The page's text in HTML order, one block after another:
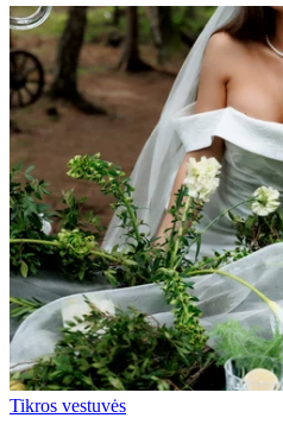
Tikros vestuvės